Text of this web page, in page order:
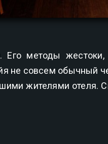
Его методы
не совсем обычный
жителями отеля.